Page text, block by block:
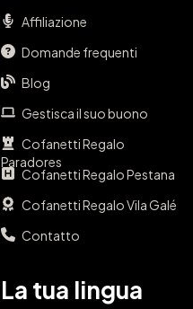
Affiliazione
Domande frequenti
Blog
Gestisca il suo buono
Cofanetti Regalo
Paradores
Cofanetti Regalo Pestana
Cofanetti Regalo Vila Galé
Contatto
La tua lingua